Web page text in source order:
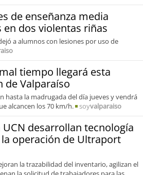
de enseñanza media
dos violentas riñas
a alumnos con lesiones por uso de
tiempo llegará esta
de Valparaíso
hasta la madrugada del día jueves y vendrá
alcancen los 70 km/h.
soyvalparaiso
UCN desarrollan tecnología
operación de Ultraport
la trazabilidad del inventario, agilizan el